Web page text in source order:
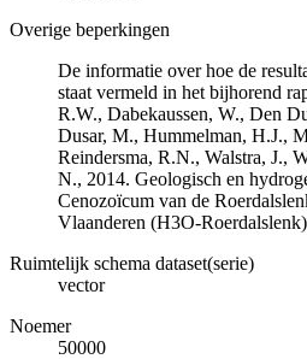
Overige beperkingen
De informatie over hoe de
staat vermeld in het bijhorend
R.W., Dabekaussen, W., Den
Dusar, M., Hummelman, H.J.,
Reindersma, R.N., Walstra, J.,
N., 2014. Geologisch en
Cenozoïcum van de
Vlaanderen (H3O-
Ruimtelijk schema dataset(serie)
vector
Noemer
50000